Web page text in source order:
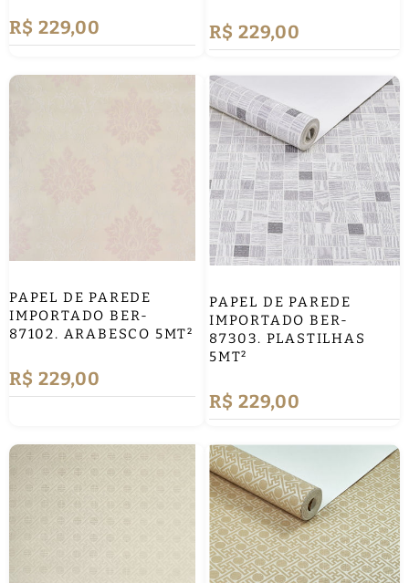
R$ 229,00 R$ 229,00
PAPEL DE PAREDE
IMPORTADO BER-
87102. ARABESCO 5MT²
R$ 229,00
PAPEL DE PAREDE
IMPORTADO BER-
87303. PLASTILHAS
5MT²
R$ 229,00